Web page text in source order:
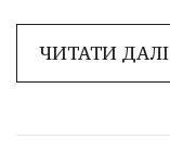
ЧИТАТИ ДАЛІ